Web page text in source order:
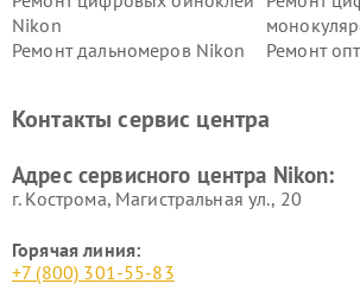
Nikon
Ремонт дальномеров Nikon
Ремонт
Контакты сервис центра
Адрес сервисного центра Nikon:
г. Кострома, Магистральная ул., 20
Горячая линия:
+7 (800) 301-55-83